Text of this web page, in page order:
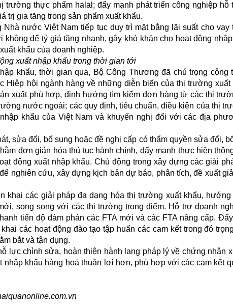
trường thực phẩm halal; đẩy mạnh phát triển công nghiệp hỗ
trị gia tăng trong sản phẩm xuất khẩu.
nước Việt Nam tiếp tục duy trì mặt bằng lãi suất cho vay
không để tỷ giá tăng nhanh, gây khó khăn cho hoạt động
khẩu của doanh nghiệp.
xuất nhập khẩu trong thời gian tới
khẩu, thời gian qua, Bộ Công Thương đã chú trọng công
Hiệp hội ngành hàng về những diễn biến của thị trường xuất
xuất phù hợp, định hướng tìm kiếm đơn hàng từ các thị
nước ngoài; các quy định, tiêu chuẩn, điều kiện của thị
khẩu của Việt Nam và khuyến nghị đối với các địa
sửa đổi, bổ sung hoặc đề nghị cấp có thẩm quyền sửa đổi,
đơn giản hóa thủ tục hành chính, đẩy mạnh thực hiện
động xuất nhập khẩu. Chủ động trong xây dựng các giải
nghiên cứu, xây dựng kịch bản dự báo, phân tích, đề xuất
khai các giải pháp đa dạng hóa thị trường xuất khẩu,
song song với các thị trường trọng điểm. Hỗ trợ doanh
tiến độ đàm phán các FTA mới và các FTA nâng cấp.
các hoạt động đào tạo tập huấn các cam kết trong đó
bắt và tận dụng.
lực chỉnh sửa, hoàn thiện hành lang pháp lý về chứng nhận
nhập khẩu hàng hoá thuận lợi hơn, phù hợp với các cam kết